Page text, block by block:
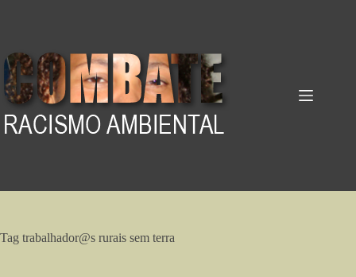
Tag trabalhador@s rurais sem terra